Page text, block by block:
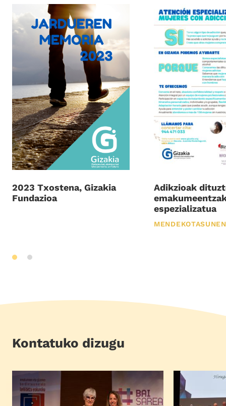
2023 Txostena, Gizakia
Fundazioa
Adikzioak
espezializatua
Kontatuko dizugu